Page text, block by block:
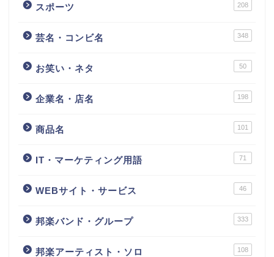
スポーツ 208
芸名・コンビ名 348
お笑い・ネタ 50
企業名・店名 198
商品名 101
IT・マーケティング用語 71
WEBサイト・サービス 46
邦楽バンド・グループ 333
邦楽アーティスト・ソロ 108